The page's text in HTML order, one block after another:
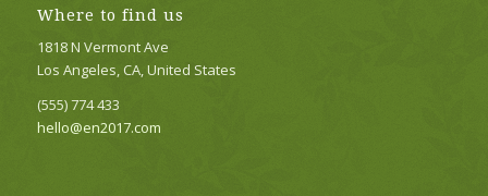
Where to find us
1818 N Vermont Ave
Los Angeles, CA, United States
(555) 774 433
hello@en2017.com